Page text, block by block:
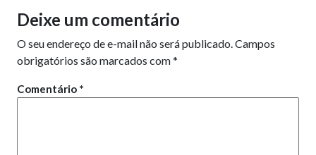
Deixe um comentário
O seu endereço de e-mail não será publicado.Campos
obrigatórios são marcados com*
Comentário *